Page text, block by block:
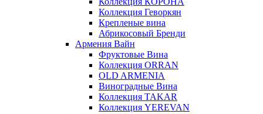
Коллекция Геворкян
Крепленые вина
Абрикосовый Бренди
Армения Вайн
Фруктовые Вина
Коллекция ORRAN
OLD ARMENIA
Виноградные Вина
Коллекция TAKAR
Коллекция YEREVAN